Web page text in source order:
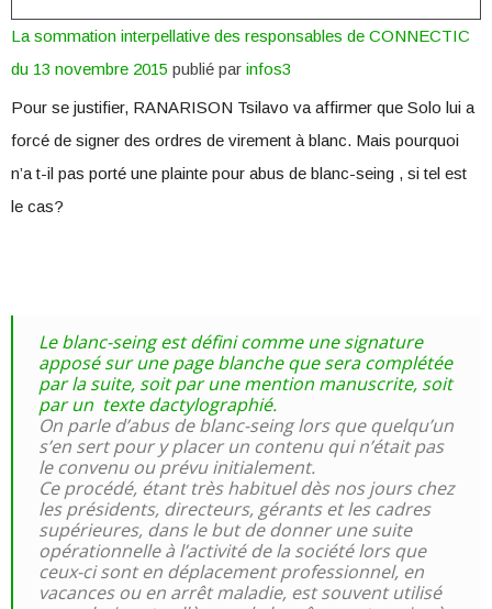
La sommation interpellative des responsables de CONNECTIC
du 13 novembre 2015 publié par infos3
Pour se justifier, RANARISON Tsilavo va affirmer que Solo lui a
forcé de signer des ordres de virement à blanc. Mais pourquoi
n’a t-il pas porté une plainte pour abus de blanc-seing , si tel est
le cas?
Le blanc-seing est défini comme une signature
apposé sur une page blanche que sera complétée
par la suite, soit par une mention manuscrite, soit
par un texte dactylographié.
On parle d’abus de blanc-seing lors que quelqu’un
s’en sert pour y placer un contenu qui n’était pas
le convenu ou prévu initialement.
Ce procédé, étant très habituel dès nos jours chez
les présidents, directeurs, gérants et les cadres
supérieures, dans le but de donner une suite
opérationnelle à l’activité de la société lors que
ceux-ci sont en déplacement professionnel, en
vacances ou en arrêt maladie, est souvent utilisé